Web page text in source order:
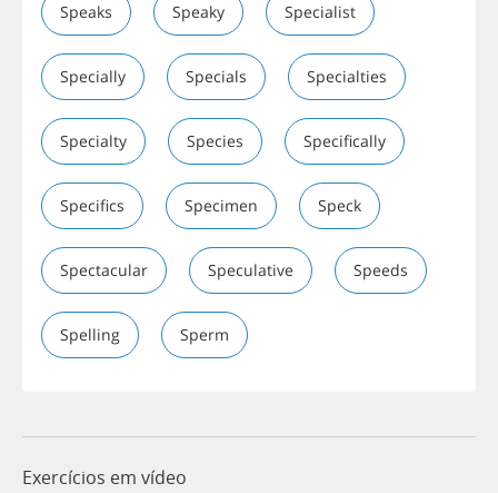
Speaks Speaky Specialist
Specially Specials Specialties
Specialty Species Specifically
Specifics Specimen Speck
Spectacular Speculative Speeds
Spelling Sperm
Exercícios em vídeo